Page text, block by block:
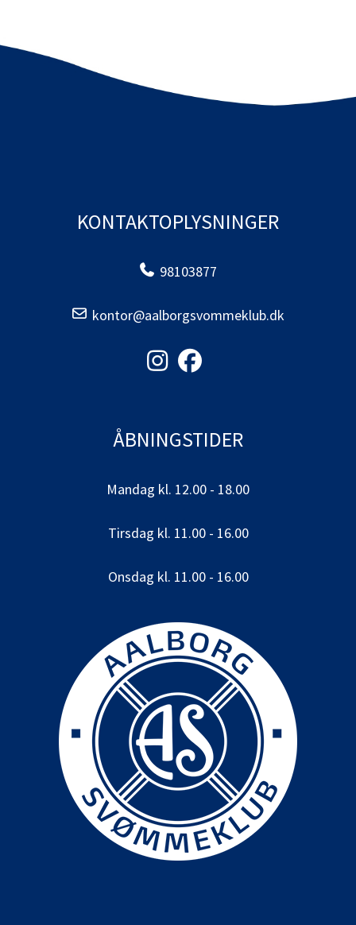
KONTAKTOPLYSNINGER
98103877
kontor@aalborgsvommeklub.dk
ÅBNINGSTIDER
Mandag kl. 12.00 - 18.00
Tirsdag kl. 11.00 - 16.00
Onsdag kl. 11.00 - 16.00